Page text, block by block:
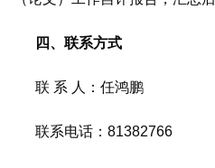
四、联系方式
联 系 人：任鸿鹏
联系电话：81382766